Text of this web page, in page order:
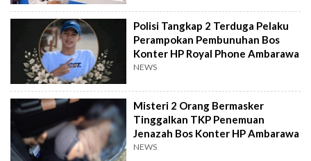
Polisi Tangkap 2 Terduga Pelaku
Perampokan Pembunuhan Bos
Konter HP Royal Phone Ambarawa
NEWS
Misteri 2 Orang Bermasker
Tinggalkan TKP Penemuan
Jenazah Bos Konter HP Ambarawa
NEWS